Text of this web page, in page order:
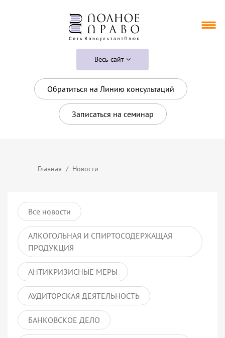
Весь сайт
Обратиться на Линию консультаций
Записаться на семинар
Главная Новости
Все новости
АЛКОГОЛЬНАЯ И СПИРТОСОДЕРЖАЩАЯ
ПРОДУКЦИЯ
АНТИКРИЗИСНЫЕ МЕРЫ
АУДИТОРСКАЯ ДЕЯТЕЛЬНОСТЬ
БАНКОВСКОЕ ДЕЛО